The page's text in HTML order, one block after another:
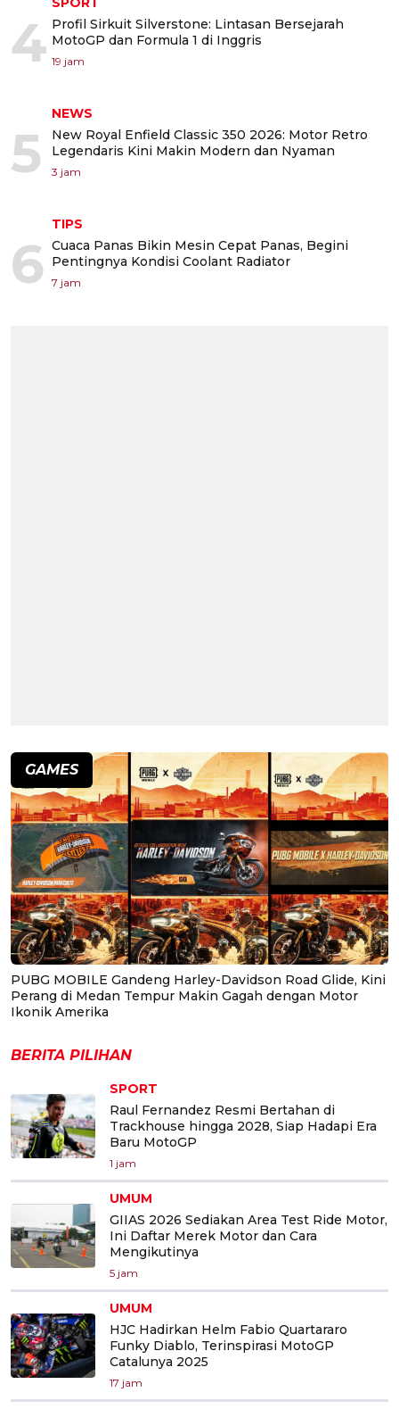
4 Profil Sirkuit Silverstone: Lintasan Bersejarah
MotoGP dan Formula 1 di Inggris
19 jam
5
NEWS
New Royal Enfield Classic 350 2026: Motor Retro
Legendaris Kini Makin Modern dan Nyaman
3 jam
6
TIPS
Cuaca Panas Bikin Mesin Cepat Panas, Begini
Pentingnya Kondisi Coolant Radiator
7 jam
GAMES
PUBG MOBILE Gandeng Harley-Davidson Road Glide, Kini
Perang di Medan Tempur Makin Gagah dengan Motor
Ikonik Amerika
BERITA PILIHAN
SPORT
Raul Fernandez Resmi Bertahan di
Trackhouse hingga 2028, Siap Hadapi Era
Baru MotoGP
1 jam
UMUM
GIIAS 2026 Sediakan Area Test Ride Motor,
Ini Daftar Merek Motor dan Cara
Mengikutinya
5 jam
UMUM
HJC Hadirkan Helm Fabio Quartararo
Funky Diablo, Terinspirasi MotoGP
Catalunya 2025
17 jam